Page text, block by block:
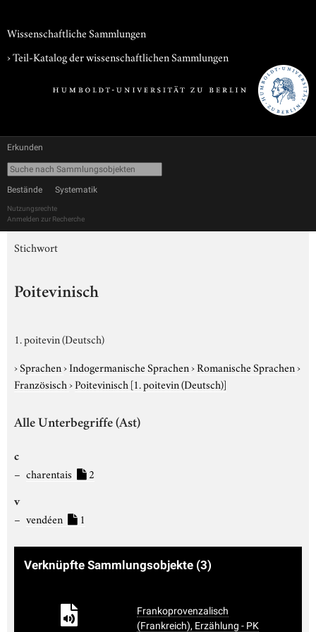
Wissenschaftliche Sammlungen
› Teil-Katalog der wissenschaftlichen Sammlungen
Erkunden
Bestände Systematik
Nutzungsrechte
Anmelden zur Recherche
Stichwort
Poitevinisch
1. poitevin (Deutsch)
›Sprachen›Indogermanische Sprachen›Romanische Sprachen›
Französisch›Poitevinisch [1. poitevin (Deutsch)]
Alle Unterbegriffe (Ast)
c
charentais 2
v
vendéen 1
Verknüpfte Sammlungsobjekte (3)
Frankoprovenzalisch
(Frankreich), Erzählung - PK